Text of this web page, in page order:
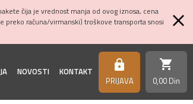
čija je vrednost manja od ovog iznosa, cena
preko računa/virmanski) troškove transporta snosi
NOVOSTI KONTAKT https
PRIJAVA
shopping_cart
0,00 Din